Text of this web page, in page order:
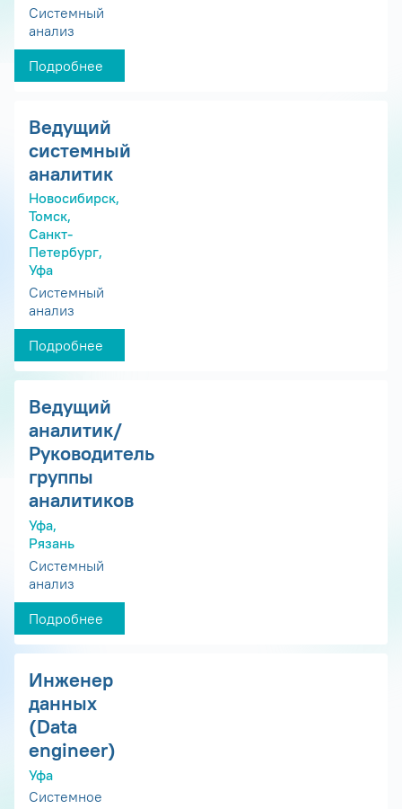
Системный
анализ
Подробнее
Ведущий
системный
аналитик
Новосибирск,
Томск,
Санкт-
Петербург,
Уфа
Системный
анализ
Подробнее
Ведущий
аналитик/
Руководитель
группы
аналитиков
Уфа,
Рязань
Системный
анализ
Подробнее
Инженер
данных
(Data
engineer)
Уфа
Системное